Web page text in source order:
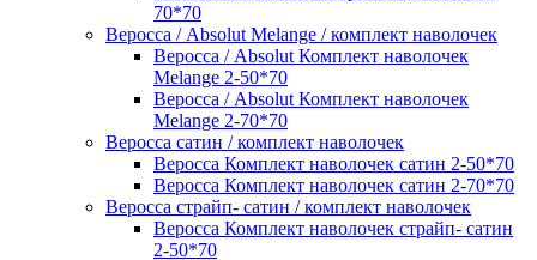
70*70
Веросса / Absolut Melange / комплект наволочек
Веросса / Absolut Комплект наволочек
Melange 2-50*70
Веросса / Absolut Комплект наволочек
Melange 2-70*70
Веросса сатин / комплект наволочек
Веросса Комплект наволочек сатин 2-50*70
Веросса Комплект наволочек сатин 2-70*70
Веросса страйп- сатин / комплект наволочек
Веросса Комплект наволочек страйп- сатин
2-50*70